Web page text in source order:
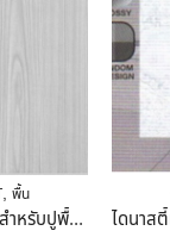
, พื้น
CAMPANA กระเบื้องสำหรับปูพื้น ผิวด้าน 30×30 ซม MAIWONGNGAM